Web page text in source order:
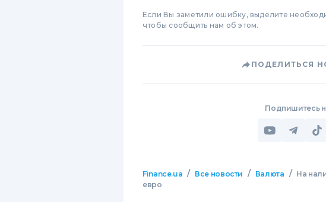
Если Вы заметили ошибку, выделите
чтобы сообщить нам об этом.
ПОДЕЛИТЬСЯ
Подпишитесь
Finance.ua / Все новости / Валюта / На
евро